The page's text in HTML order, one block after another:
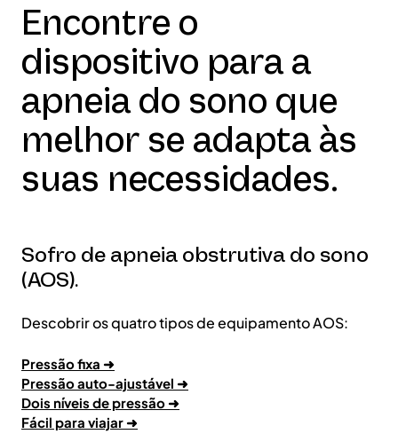
Encontre o
dispositivo para a
apneia do sono que
melhor se adapta às
suas necessidades.
Sofro de apneia obstrutiva do sono
(AOS).
Descobrir os quatro tipos de equipamento AOS:
Pressão fixa ➜
Pressão auto-ajustável ➜
Dois níveis de pressão ➜
Fácil para viajar ➜